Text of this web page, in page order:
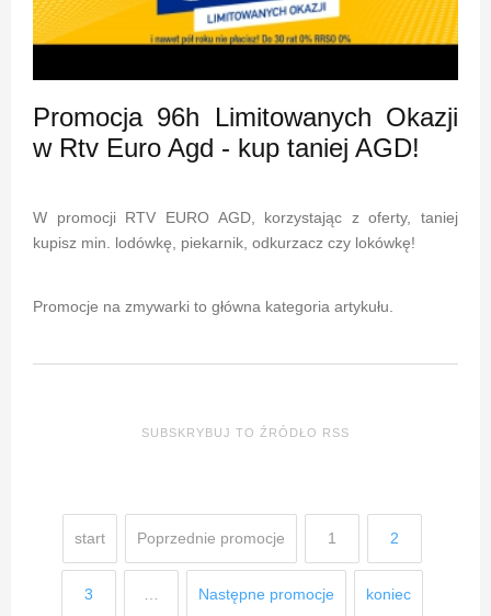
Promocja 96h Limitowanych Okazji
w Rtv Euro Agd - kup taniej AGD!
W promocji RTV EURO AGD, korzystając z oferty, taniej
kupisz min. lodówkę, piekarnik, odkurzacz czy lokówkę!
Promocje na zmywarki to główna kategoria artykułu.
SUBSKRYBUJ TO ŹRÓDŁO RSS
start Poprzednie promocje 1 2
3 Następne promocje koniec